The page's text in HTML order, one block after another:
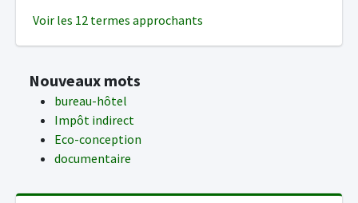
Voir les 12 termes approchants
Nouveaux mots
bureau-hôtel
Impôt indirect
Eco-conception
documentaire